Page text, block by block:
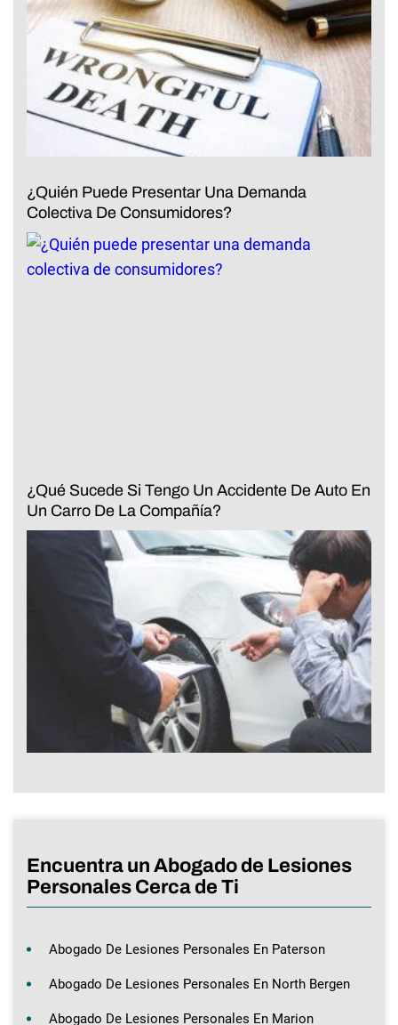
¿Quién Puede Presentar Una Demanda
Colectiva De Consumidores?
¿Qué Sucede Si Tengo Un Accidente De Auto En
Un Carro De La Compañía?
Encuentra un Abogado de Lesiones
Personales Cerca de Ti
Abogado De Lesiones Personales En Paterson
Abogado De Lesiones Personales En North Bergen
Abogado De Lesiones Personales En Marion